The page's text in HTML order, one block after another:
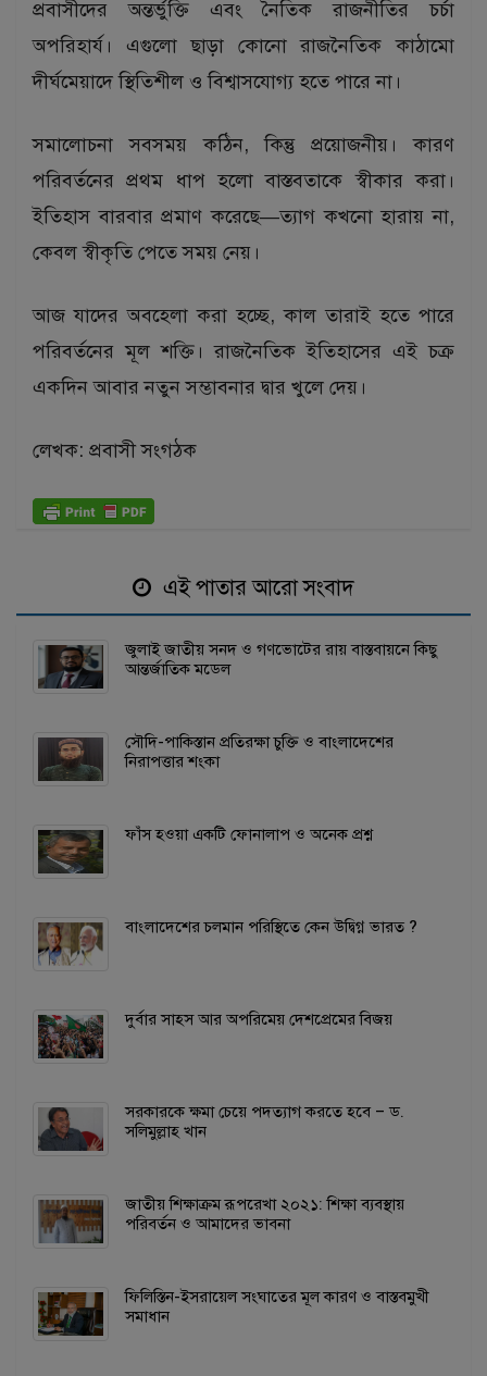
প্রবাসীদের অন্তর্ভুক্তি এবং নৈতিক রাজনীতির চর্চা
অপরিহার্য। এগুলো ছাড়া কোনো রাজনৈতিক কাঠামো
দীর্ঘমেয়াদে স্থিতিশীল ও বিশ্বাসযোগ্য হতে পারে না।
সমালোচনা সবসময় কঠিন, কিন্তু প্রয়োজনীয়। কারণ
পরিবর্তনের প্রথম ধাপ হলো বাস্তবতাকে স্বীকার করা।
ইতিহাস বারবার প্রমাণ করেছে—ত্যাগ কখনো হারায় না,
কেবল স্বীকৃতি পেতে সময় নেয়।
আজ যাদের অবহেলা করা হচ্ছে, কাল তারাই হতে পারে
পরিবর্তনের মূল শক্তি। রাজনৈতিক ইতিহাসের এই চক্র
একদিন আবার নতুন সম্ভাবনার দ্বার খুলে দেয়।
লেখক: প্রবাসী সংগঠক
এই পাতার আরো সংবাদ
জুলাই জাতীয় সনদ ও গণভোটের রায় বাস্তবায়নে কিছু
আন্তর্জাতিক মডেল
সৌদি-পাকিস্তান প্রতিরক্ষা চুক্তি ও বাংলাদেশের
নিরাপত্তার শংকা
ফাঁস হওয়া একটি ফোনালাপ ও অনেক প্রশ্ন
বাংলাদেশের চলমান পরিস্থিতে কেন উদ্বিগ্ন ভারত ?
দুর্বার সাহস আর অপরিমেয় দেশপ্রেমের বিজয়
সরকারকে ক্ষমা চেয়ে পদত্যাগ করতে হবে – ড.
সলিমুল্লাহ খান
জাতীয় শিক্ষাক্রম রূপরেখা ২০২১: শিক্ষা ব্যবস্থায়
পরিবর্তন ও আমাদের ভাবনা
ফিলিস্তিন-ইসরায়েল সংঘাতের মূল কারণ ও বাস্তবমুখী
সমাধান